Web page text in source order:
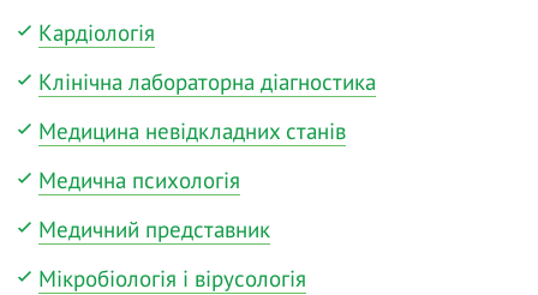
Кардіологія
Клінічна лабораторна діагностика
Медицина невідкладних станів
Медична психологія
Медичний представник
Мікробіологія і вірусологія